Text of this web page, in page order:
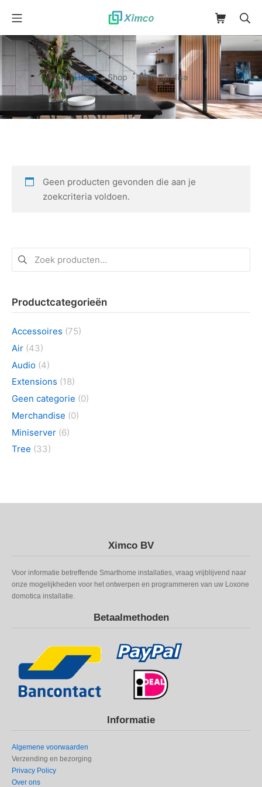
naar
de
Mobiel menu
Home Shop Merchandise
Geen producten gevonden die aan je
zoekcriteria voldoen.
Zoeken
naar:
Productcategorieën
Accessoires (75)
Air (43)
Audio (4)
Extensions (18)
Geen categorie (0)
Merchandise (0)
Miniserver (6)
Tree (33)
Ximco BV
Voor informatie betreffende Smarthome installaties, vraag vrijblijvend naar
onze mogelijkheden voor het ontwerpen en programmeren van uw Loxone
domotica installatie.
Betaalmethoden
Informatie
Algemene voorwaarden
Verzending en bezorging
Privacy Policy
Over ons